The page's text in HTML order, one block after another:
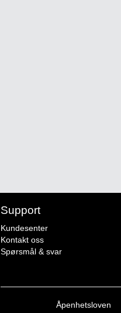
Support
Kundesenter
Kontakt oss
Spørsmål & svar
Åpenhetsloven